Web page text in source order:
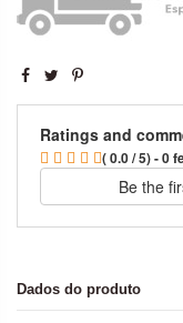
Ratings and
( 0.0 / 5) - 0
Be the
Dados do produto